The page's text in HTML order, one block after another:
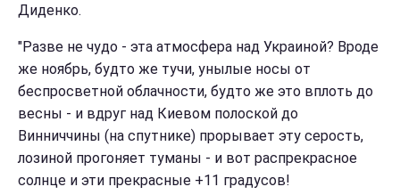
Диденко.
"Разве не чудо - эта атмосфера над Украиной? Вроде
же ноябрь, будто же тучи, унылые носы от
беспросветной облачности, будто же это вплоть до
весны - и вдруг над Киевом полоской до
Винниччины (на спутнике) прорывает эту серость,
лозиной прогоняет туманы - и вот распрекрасное
солнце и эти прекрасные +11 градусов!